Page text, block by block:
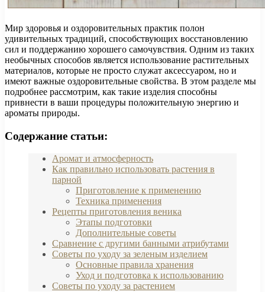
Мир здоровья и оздоровительных практик полон
удивительных традиций, способствующих восстановлению
сил и поддержанию хорошего самочувствия. Одним из таких
необычных способов является использование растительных
материалов, которые не просто служат аксессуаром, но и
имеют важные оздоровительные свойства. В этом разделе мы
подробнее рассмотрим, как такие изделия способны
привнести в ваши процедуры положительную энергию и
ароматы природы.
Содержание статьи:
Аромат и атмосферность
Как правильно использовать растения в
парной
Приготовление к применению
Техника применения
Рецепты приготовления веника
Этапы подготовки
Дополнительные советы
Сравнение с другими банными атрибутами
Советы по уходу за зеленым изделием
Основные правила хранения
Уход и подготовка к использованию
Советы по уходу за растением